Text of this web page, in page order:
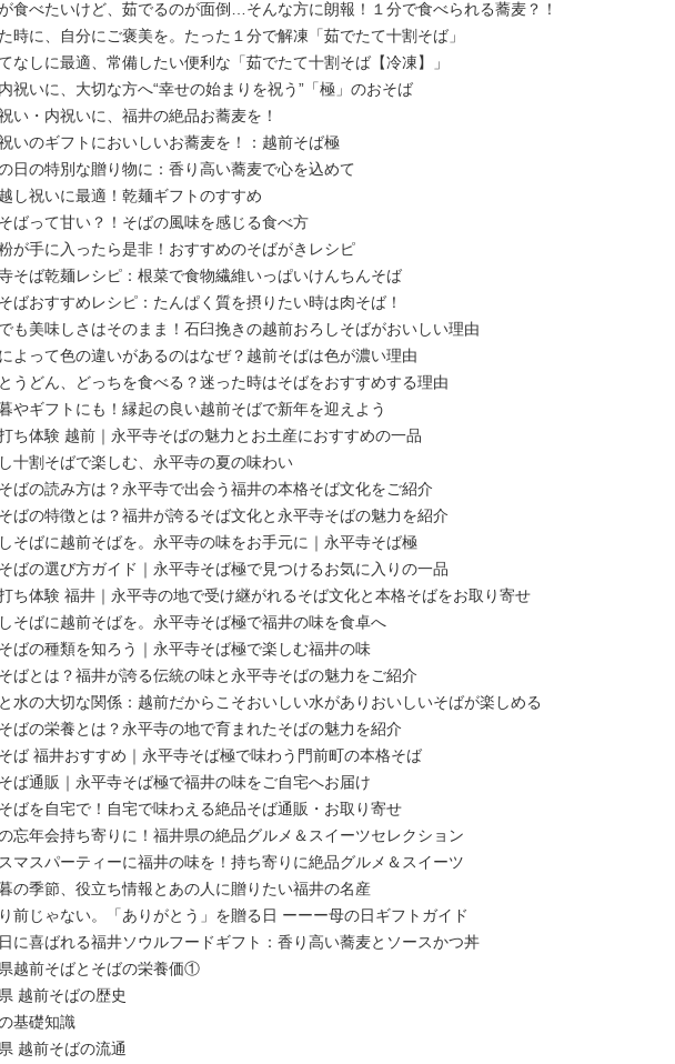
食べたいけど、茹でるのが面倒…そんな方に朗報！１分で食べられる蕎麦？！
時に、自分にご褒美を。たった１分で解凍「茹でたて十割そば」
なしに最適、常備したい便利な「茹でたて十割そば【冷凍】」
祝いに、大切な方へ“幸せの始まりを祝う”「極」のおそば
い・内祝いに、福井の絶品お蕎麦を！
いのギフトにおいしいお蕎麦を！：越前そば極
日の特別な贈り物に：香り高い蕎麦で心を込めて
し祝いに最適！乾麺ギフトのすすめ
ばって甘い？！そばの風味を感じる食べ方
が手に入ったら是非！おすすめのそばがきレシピ
そば乾麺レシピ：根菜で食物繊維いっぱいけんちんそば
ばおすすめレシピ：たんぱく質を摂りたい時は肉そば！
も美味しさはそのまま！石臼挽きの越前おろしそばがおいしい理由
よって色の違いがあるのはなぜ？越前そばは色が濃い理由
うどん、どっちを食べる？迷った時はそばをおすすめする理由
やギフトにも！縁起の良い越前そばで新年を迎えよう
ち体験 越前｜永平寺そばの魅力とお土産におすすめの一品
十割そばで楽しむ、永平寺の夏の味わい
ばの読み方は？永平寺で出会う福井の本格そば文化をご紹介
ばの特徴とは？福井が誇るそば文化と永平寺そばの魅力を紹介
そばに越前そばを。永平寺の味をお手元に｜永平寺そば極
ばの選び方ガイド｜永平寺そば極で見つけるお気に入りの一品
ち体験 福井｜永平寺の地で受け継がれるそば文化と本格そばをお取り寄せ
そばに越前そばを。永平寺そば極で福井の味を食卓へ
ばの種類を知ろう｜永平寺そば極で楽しむ福井の味
ばとは？福井が誇る伝統の味と永平寺そばの魅力をご紹介
水の大切な関係：越前だからこそおいしい水がありおいしいそばが楽しめる
ばの栄養とは？永平寺の地で育まれたそばの魅力を紹介
ば 福井おすすめ｜永平寺そば極で味わう門前町の本格そば
ば通販｜永平寺そば極で福井の味をご自宅へお届け
ばを自宅で！自宅で味わえる絶品そば通販・お取り寄せ
忘年会持ち寄りに！福井県の絶品グルメ＆スイーツセレクション
マスパーティーに福井の味を！持ち寄りに絶品グルメ＆スイーツ
の季節、役立ち情報とあの人に贈りたい福井の名産
前じゃない。「ありがとう」を贈る日 ーーー母の日ギフトガイド
に喜ばれる福井ソウルフードギフト：香り高い蕎麦とソースかつ丼
越前そばとそばの栄養価①
越前そばの歴史
基礎知識
越前そばの流通